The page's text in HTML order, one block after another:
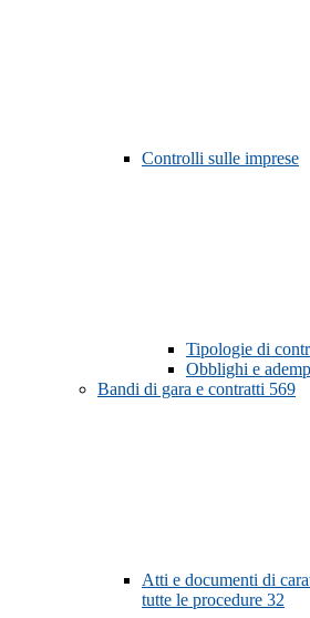
Controlli sulle imprese
Tipologie di
Obblighi e
Bandi di gara e contratti 569
Atti e documenti di
tutte le procedure 32